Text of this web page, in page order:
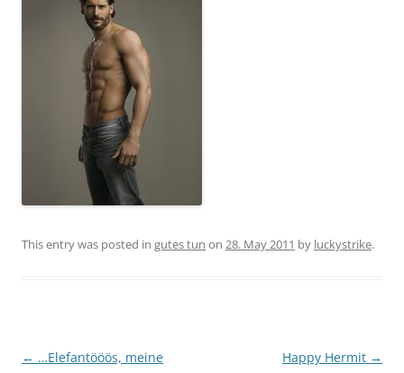
This entry was posted in gutes tun on 28. May 2011 by luckystrike.
Post
← …Elefantööös, meine
Happy Hermit →